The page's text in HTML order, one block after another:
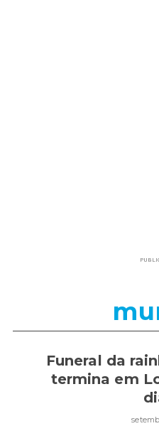
Funeral da
termina em